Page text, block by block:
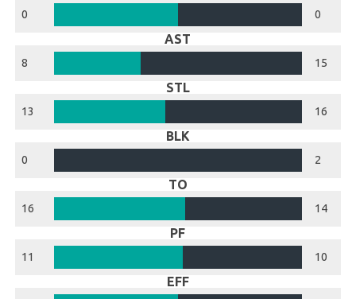
0 0
AST
8 15
STL
13 16
BLK
0 2
TO
16 14
PF
11 10
EFF